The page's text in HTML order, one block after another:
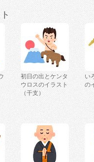
初日の出とケンタ
ウロスのイラスト
（干支）
い
の